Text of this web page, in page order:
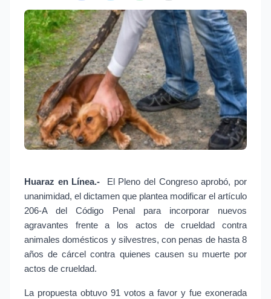
Huaraz en Línea.-
El Pleno del Congreso aprobó, por
unanimidad, el dictamen que plantea modificar el artículo
206-A del Código Penal para incorporar nuevos
agravantes frente a los actos de crueldad contra
animales domésticos y silvestres, con penas de hasta 8
años de cárcel contra quienes causen su muerte por
actos de crueldad.
La propuesta obtuvo 91 votos a favor y fue exonerada